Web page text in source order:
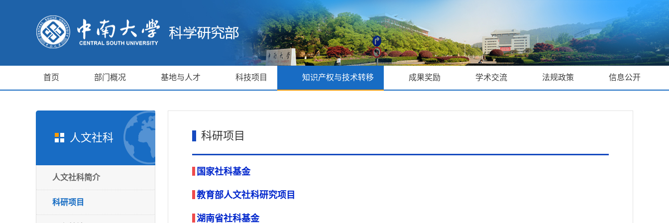
首页 部门概况 基地与人才 科技项目 知识产权与技术转移 成果奖励 学术交流 法规政策 信息公开
人文社科
人文社科简介
科研项目
科研项目
国家社科基金
教育部人文社科研究项目
湖南省社科基金